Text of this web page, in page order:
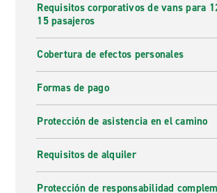
Requisitos corporativos de vans para
15 pasajeros
Cobertura de efectos personales
Formas de pago
Protección de asistencia en el camino
Requisitos de alquiler
Protección de responsabilidad